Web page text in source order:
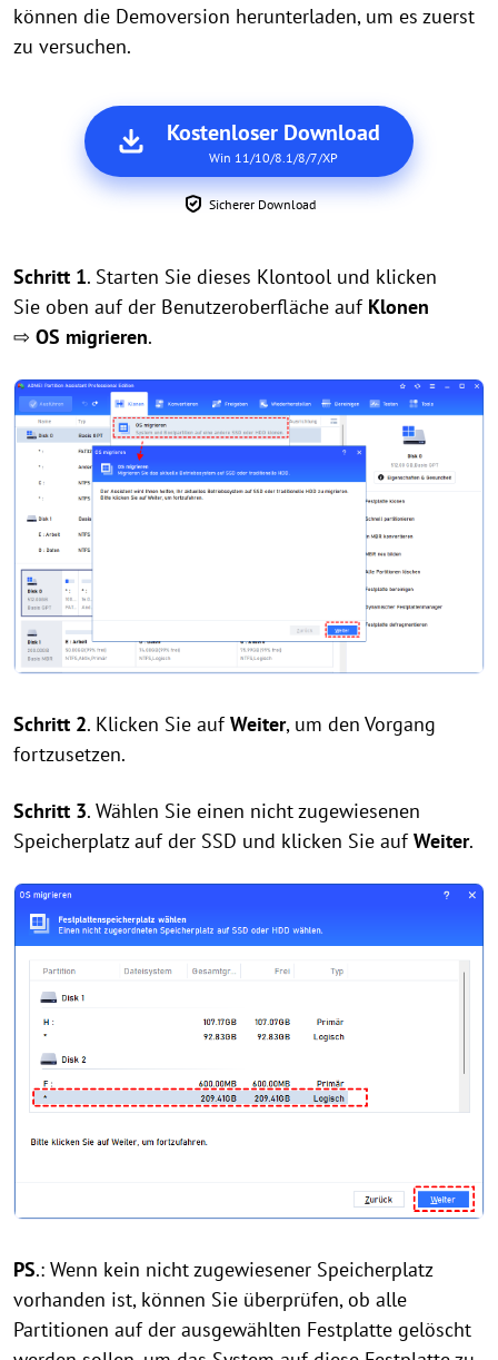
können die Demoversion herunterladen, um es zuerst
zu versuchen.
Kostenloser Download
Win 11/10/8.1/8/7/XP
Sicherer Download
Schritt 1. Starten Sie dieses Klontool und klicken
Sie oben auf der Benutzeroberfläche auf Klonen
⇨ OS migrieren.
Schritt 2. Klicken Sie aufWeiter, um den Vorgang
fortzusetzen.
Schritt 3. Wählen Sie einen nicht zugewiesenen
Speicherplatz auf der SSD und klicken Sie aufWeiter.
PS.: Wenn kein nicht zugewiesener Speicherplatz
vorhanden ist, können Sie überprüfen, ob alle
Partitionen auf der ausgewählten Festplatte gelöscht